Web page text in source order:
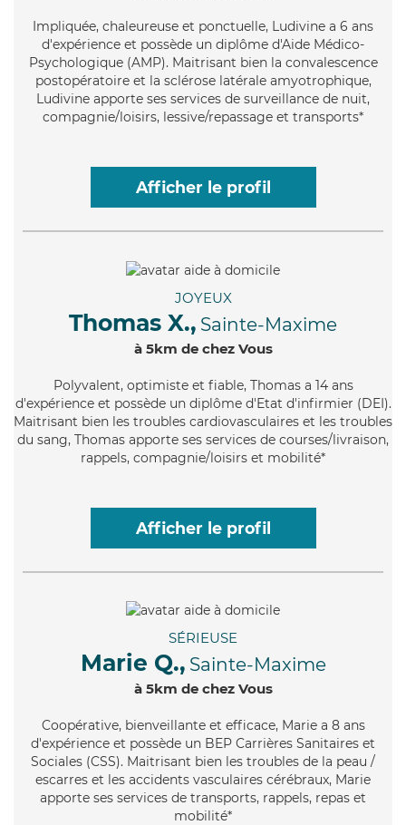
Impliquée, chaleureuse et ponctuelle, Ludivine a 6 ans
d'expérience et possède un diplôme d'Aide Médico-
Psychologique (AMP). Maitrisant bien la convalescence
postopératoire et la sclérose latérale amyotrophique,
Ludivine apporte ses services de surveillance de nuit,
compagnie/loisirs, lessive/repassage et transports*
Afficher le profil
JOYEUX
Thomas X., Sainte-Maxime
à 5km de chez Vous
Polyvalent, optimiste et fiable, Thomas a 14 ans
d'expérience et possède un diplôme d'Etat d'infirmier (DEI).
Maitrisant bien les troubles cardiovasculaires et les troubles
du sang, Thomas apporte ses services de courses/livraison,
rappels, compagnie/loisirs et mobilité*
Afficher le profil
SÉRIEUSE
Marie Q., Sainte-Maxime
à 5km de chez Vous
Coopérative, bienveillante et efficace, Marie a 8 ans
d'expérience et possède un BEP Carrières Sanitaires et
Sociales (CSS). Maitrisant bien les troubles de la peau /
escarres et les accidents vasculaires cérébraux, Marie
apporte ses services de transports, rappels, repas et
mobilité*